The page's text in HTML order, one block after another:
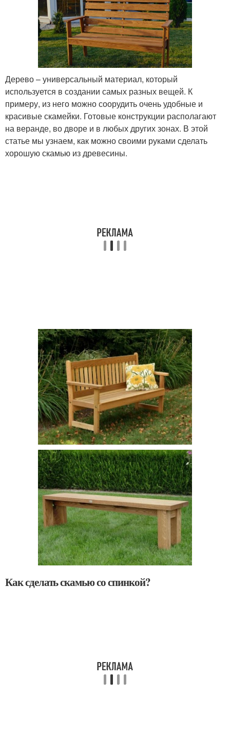
Дерево – универсальный материал, который
используется в создании самых разных вещей. К
примеру, из него можно соорудить очень удобные и
красивые скамейки. Готовые конструкции располагают
на веранде, во дворе и в любых других зонах. В этой
статье мы узнаем, как можно своими руками сделать
хорошую скамью из древесины.
Как сделать скамью со спинкой?